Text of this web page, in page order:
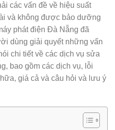
các vấn đề về hiệu suất
và không được bảo dưỡng
phát điện Đà Nẵng đã
dùng giải quyết những vấn
chi tiết về các dịch vụ sửa
bao gồm các dịch vụ, lỗi
giá cả và câu hỏi và lưu ý